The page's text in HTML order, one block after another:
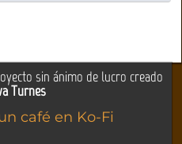
sin ánimo de lucro creado
Turnes
café en Ko-Fi